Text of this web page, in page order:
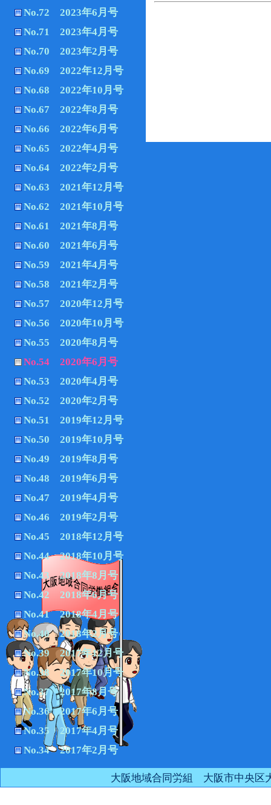
No.72 2023年6月号
No.71 2023年4月号
No.70 2023年2月号
No.69 2022年12月号
No.68 2022年10月号
No.67 2022年8月号
No.66 2022年6月号
No.65 2022年4月号
No.64 2022年2月号
No.63 2021年12月号
No.62 2021年10月号
No.61 2021年8月号
No.60 2021年6月号
No.59 2021年4月号
No.58 2021年2月号
No.57 2020年12月号
No.56 2020年10月号
No.55 2020年8月号
No.54 2020年6月号
No.53 2020年4月号
No.52 2020年2月号
No.51 2019年12月号
No.50 2019年10月号
No.49 2019年8月号
No.48 2019年6月号
No.47 2019年4月号
No.46 2019年2月号
No.45 2018年12月号
No.44 2018年10月号
No.43 2018年8月号
No.42 2018年6月号
No.41 2018年4月号
No.40 2018年2月号
No.39 2017年12月号
No.38 2017年10月号
No.37 2017年8月号
No.36 2017年6月号
No.35 2017年4月号
No.34 2017年2月号
大阪地域合同労組 大阪市中央区